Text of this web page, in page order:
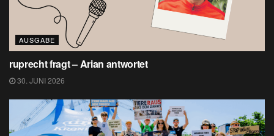
AUSGABE
ruprecht fragt – Arian antwortet
30. JUNI 2026